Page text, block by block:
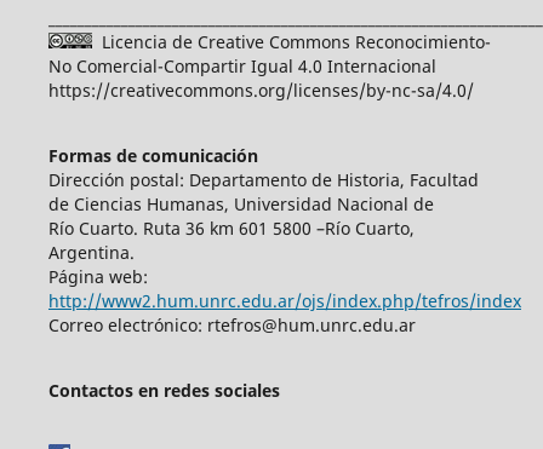
Licencia de Creative Commons Reconocimiento-
No Comercial-Compartir Igual 4.0 Internacional
https://creativecommons.org/licenses/by-nc-sa/4.0/
Formas de comunicación
Dirección postal: Departamento de Historia, Facultad
de Ciencias Humanas, Universidad Nacional de
Río Cuarto. Ruta 36 km 601 5800 –Río Cuarto,
Argentina.
Página web:
http://www2.hum.unrc.edu.ar/ojs/index.php/tefros/index
Correo electrónico: rtefros@hum.unrc.edu.ar
Contactos en redes sociales